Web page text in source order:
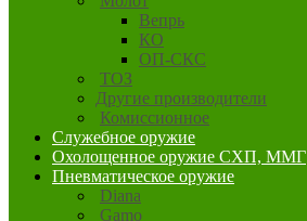
Вепрь
КО
ОП-СКС
ТОЗ
Другие производители
Комиссионное
Служебное оружие
Охолощенное оружие СХП, ММГ
Пневматическое оружие
Diana
Gamo